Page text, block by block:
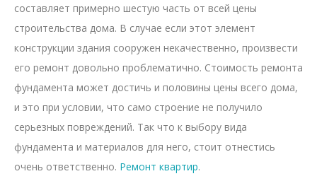
составляет примерно шестую часть от всей цены
строительства дома. В случае если этот элемент
конструкции здания сооружен некачественно, произвести
его ремонт довольно проблематично. Стоимость ремонта
фундамента может достичь и половины цены всего дома,
и это при условии, что само строение не получило
серьезных повреждений. Так что к выбору вида
фундамента и материалов для него, стоит отнестись
очень ответственно. Ремонт квартир.